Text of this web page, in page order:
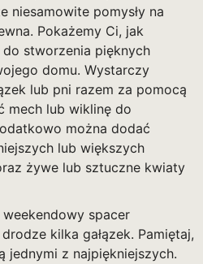
niesamowite pomysły na
Pokażemy Ci, jak
stworzenia pięknych
domu. Wystarczy
lub pni razem za pomocą
mech lub wiklinę do
można dodać
lub większych
żywe lub sztuczne kwiaty
spacer
kilka gałązek. Pamiętaj,
jednymi z najpiękniejszych.